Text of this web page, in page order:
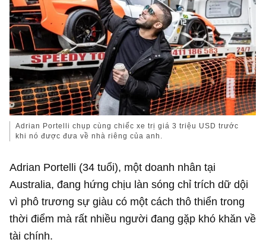
Adrian Portelli chụp cùng chiếc xe trị giá 3 triệu USD trước
khi nó được đưa về nhà riêng của anh.
Adrian Portelli (34 tuổi), một doanh nhân tại
Australia, đang hứng chịu làn sóng chỉ trích dữ dội
vì phô trương sự giàu có một cách thô thiển trong
thời điểm mà rất nhiều người đang gặp khó khăn về
tài chính.